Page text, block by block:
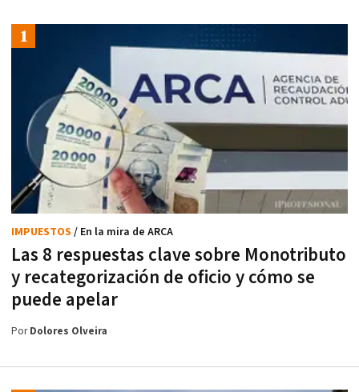
Las 8 respuestas clave sobre Monotributo
y recategorización de oficio y cómo se
puede apelar
IMPUESTOS / En la mira de ARCA
PorDolores Olveira